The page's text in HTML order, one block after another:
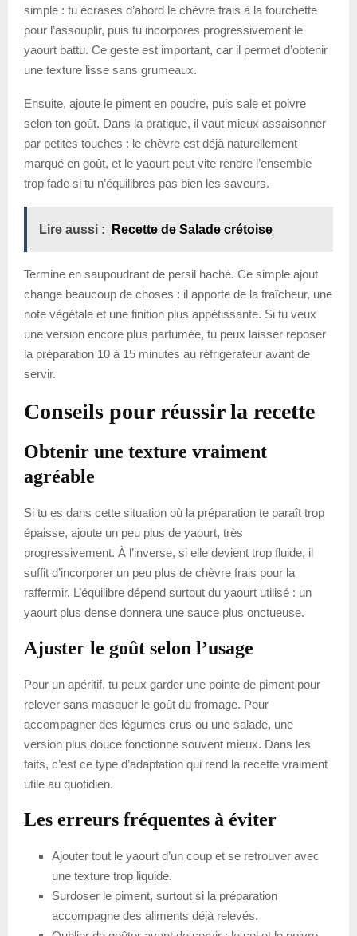
simple : tu écrases d’abord le chèvre frais à la fourchette
pour l’assouplir, puis tu incorpores progressivement le
yaourt battu. Ce geste est important, car il permet d’obtenir
une texture lisse sans grumeaux.
Ensuite, ajoute le piment en poudre, puis sale et poivre
selon ton goût. Dans la pratique, il vaut mieux assaisonner
par petites touches : le chèvre est déjà naturellement
marqué en goût, et le yaourt peut vite rendre l’ensemble
trop fade si tu n’équilibres pas bien les saveurs.
Lire aussi : Recette de Salade crétoise
Termine en saupoudrant de persil haché. Ce simple ajout
change beaucoup de choses : il apporte de la fraîcheur, une
note végétale et une finition plus appétissante. Si tu veux
une version encore plus parfumée, tu peux laisser reposer
la préparation 10 à 15 minutes au réfrigérateur avant de
servir.
Conseils pour réussir la recette
Obtenir une texture vraiment
agréable
Si tu es dans cette situation où la préparation te paraît trop
épaisse, ajoute un peu plus de yaourt, très
progressivement. À l’inverse, si elle devient trop fluide, il
suffit d’incorporer un peu plus de chèvre frais pour la
raffermir. L’équilibre dépend surtout du yaourt utilisé : un
yaourt plus dense donnera une sauce plus onctueuse.
Ajuster le goût selon l’usage
Pour un apéritif, tu peux garder une pointe de piment pour
relever sans masquer le goût du fromage. Pour
accompagner des légumes crus ou une salade, une
version plus douce fonctionne souvent mieux. Dans les
faits, c’est ce type d’adaptation qui rend la recette vraiment
utile au quotidien.
Les erreurs fréquentes à éviter
Ajouter tout le yaourt d’un coup et se retrouver avec
une texture trop liquide.
Surdoser le piment, surtout si la préparation
accompagne des aliments déjà relevés.